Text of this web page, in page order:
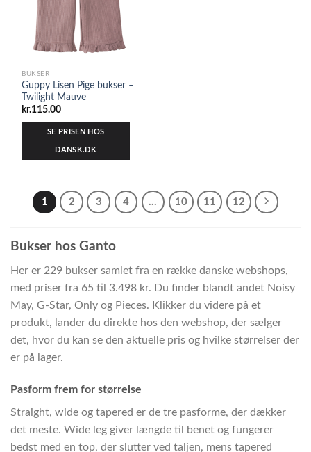
BUKSER
Guppy Lisen Pige bukser –
Twilight Mauve
kr.115.00
SE PRISEN HOS
DANSK.DK
1 2 3 4 … 10 11 12
Bukser hos Ganto
Her er 229 bukser samlet fra en række danske webshops,
med priser fra 65 til 3.498 kr. Du finder blandt andet Noisy
May, G-Star, Only og Pieces. Klikker du videre på et
produkt, lander du direkte hos den webshop, der sælger
det, hvor du kan se den aktuelle pris og hvilke størrelser der
er på lager.
Pasform frem for størrelse
Straight, wide og tapered er de tre pasforme, der dækker
det meste. Wide leg giver længde til benet og fungerer
bedst med en top, der slutter ved taljen, mens tapered